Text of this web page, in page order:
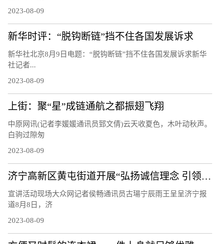
2023-08-09
新华时评：“脱钩断链”挡不住各国发展诉求
新华社北京8月9日电题：“脱钩断链”挡不住各国发展诉求新华
社记者...
2023-08-09
上街：聚“星”成链通航之都振翅飞翔
中原网讯(记者李媛媛通讯员郅文倩)云天收夏色，木叶动秋声。
白驹过隙匆
2023-08-09
济宁高新区黄屯街道开展“弘扬诚信理念 引领文明风尚”主题宣讲活动
宣讲活动现场大众网记者侯畅通讯员古瑒宁辰雨王呈呈济宁报
道8月8日，济
2023-08-09